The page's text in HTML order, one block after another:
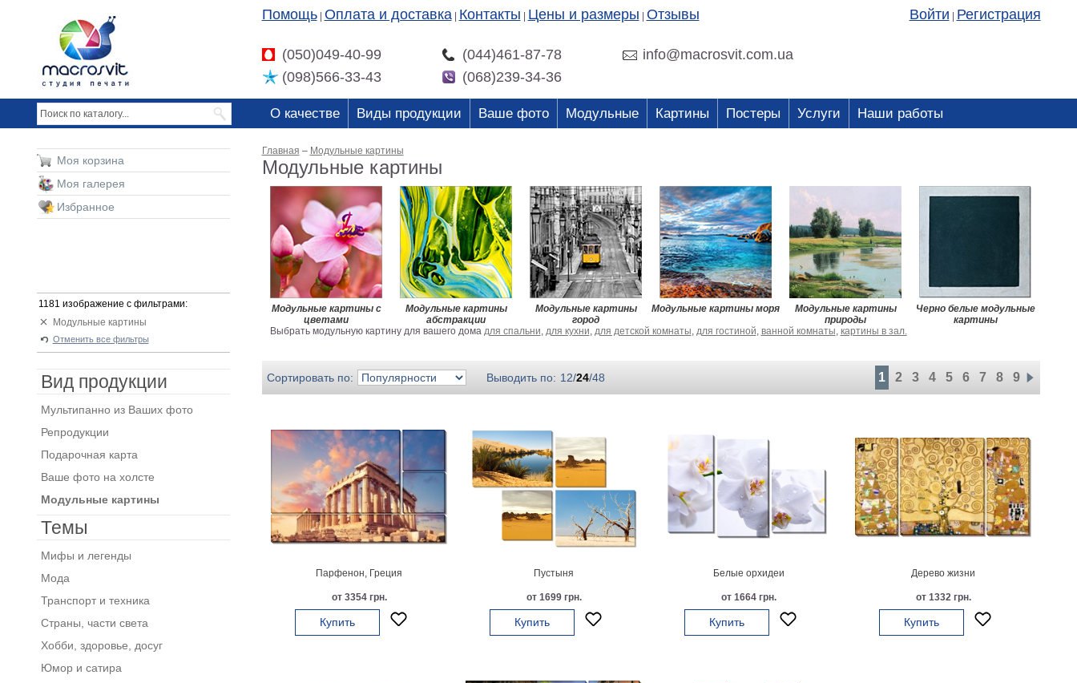
Помощь Оплата и доставка Контакты Цены и размеры Отзывы Войти Регистрация
(050)049-40-99 (044)461-87-78
info@macrosvit.com.ua
(098)566-33-43
(068)239-34-36
О качестве Виды продукции Ваше фото Модульные Картины Постеры Услуги Наши работы
Главная – Модульные картины
Модульные картины
Модульные картины c
цветами
Модульные картины
абстракции
Модульные картины
город
Модульные картины моря
Модульные картины
природы
Черно белые модульные
картины
Выбрать модульную картину для вашего дома для спальни, для кухни, для детской комнаты, для гостиной, ванной комнаты, картины в зал.
Сортировать по: Выводить по: 12/24/48 1 2 3 4 5 6 7 8 9
Парфенон, Греция
от 3354 грн.
Купить
Пустыня
от 1699 грн.
Купить
Белые орхидеи
от 1664 грн.
Купить
Дерево жизни
от 1332 грн.
Купить
Моя корзина
Моя галерея
Избранное
1181 изображение с фильтрами:
Модульные картины
Отменить все фильтры
Вид продукции
Мультипанно из Ваших фото
Репродукции
Подарочная карта
Ваше фото на холсте
Модульные картины
Темы
Мифы и легенды
Мода
Транспорт и техника
Страны, части света
Хобби, здоровье, досуг
Юмор и сатира